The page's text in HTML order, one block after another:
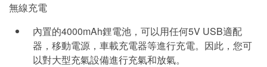
無線充電
內置的4000mAh鋰電池，可以用任何5V USB適配
器，移動電源，車載充電器等進行充電。因此，您可
以對大型充氣設備進行充氣和放氣。